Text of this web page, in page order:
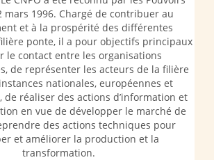
mars 1996. Chargé de contribuer au
et à la prospérité des différentes
ponte, il a pour objectifs principaux
le contact entre les organisations
de représenter les acteurs de la filière
nationales, européennes et
de réaliser des actions d’information et
en vue de développer le marché de
des actions techniques pour
et améliorer la production et la
transformation.